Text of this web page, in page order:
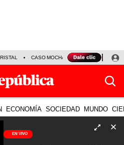
CASO MOCHASUELDOS
ECONOMÍA SOCIEDAD MUNDO
EN VIVO